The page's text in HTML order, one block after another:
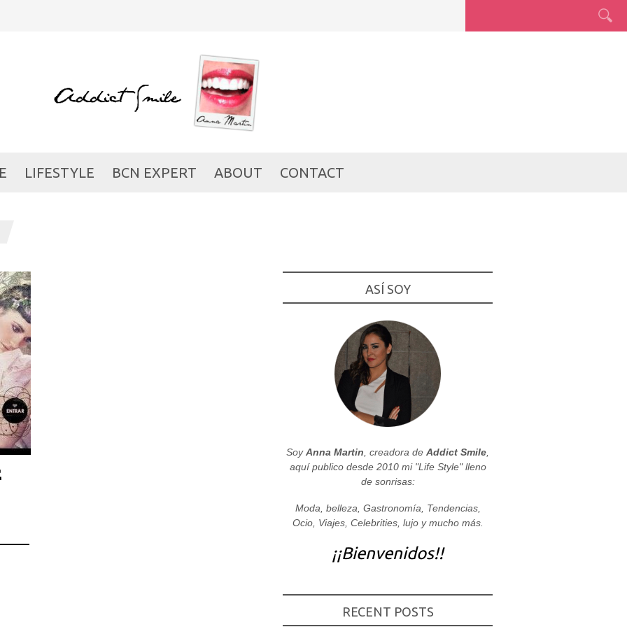
LIFESTYLE BCN EXPERT ABOUT CONTACT
ASÍ SOY
SoyAnna Martin , creadora de Addict Smile
aquí publico desde 2010 mi "Life Style" lleno
de sonrisas:
Moda, belleza, Gastronomía, Tendencias,
Ocio, Viajes, Celebrities, lujo y mucho más.
¡¡Bienvenidos!!
RECENT POSTS